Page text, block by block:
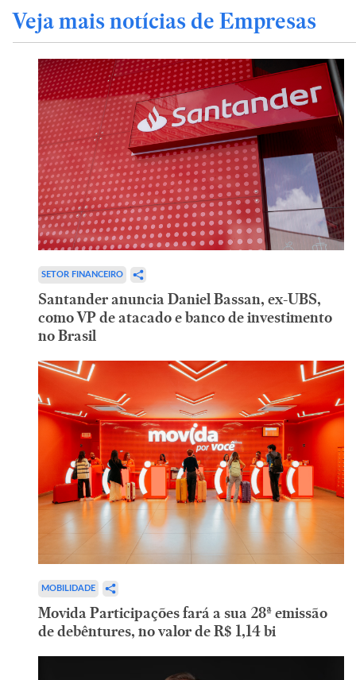
Veja mais notícias de Empresas
SETOR FINANCEIRO
Santander anuncia Daniel Bassan, ex-UBS,
como VP de atacado e banco de investimento
no Brasil
MOBILIDADE
Movida Participações fará a sua 28ª emissão
de debêntures, no valor de R$ 1,14 bi